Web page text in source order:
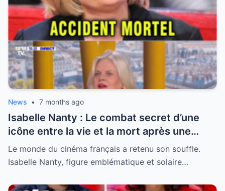
News • 7 months ago
Isabelle Nanty : Le combat secret d’une
icône entre la vie et la mort après une
hospitalisation critique
Le monde du cinéma français a retenu son souffle.
Isabelle Nanty, figure emblématique et solaire…